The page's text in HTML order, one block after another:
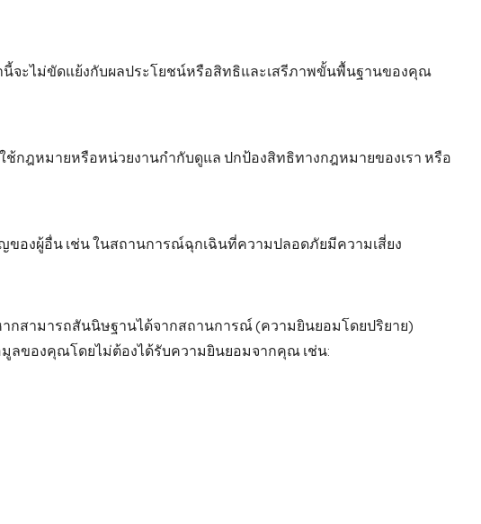
นี้จะไม่ขัดแย้งกับผลประโยชน์หรือสิทธิและเสรีภาพขั้นพื้นฐานของคุณ
กฎหมายหรือหน่วยงานกำกับดูแล ปกป้องสิทธิทางกฎหมายของเรา หรือ
งผู้อื่น เช่น ในสถานการณ์ฉุกเฉินที่ความปลอดภัยมีความเสี่ยง
กสามารถสันนิษฐานได้จากสถานการณ์ (ความยินยอมโดยปริยาย)
ลของคุณโดยไม่ต้องได้รับความยินยอมจากคุณ เช่น: